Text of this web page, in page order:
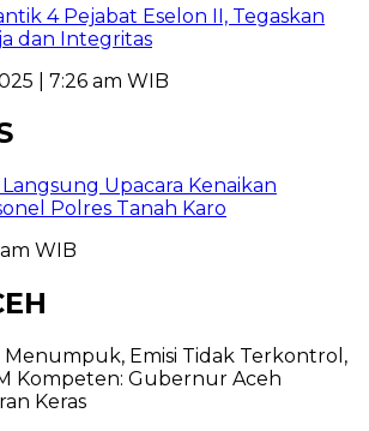
4 Pejabat Eselon II, Tegaskan
dan Integritas
| 7:26 am WIB
Upacara Kenaikan
Polres Tanah Karo
WIB